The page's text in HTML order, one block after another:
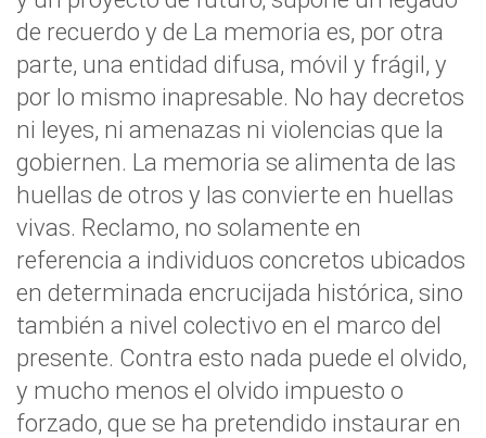
de recuerdo y de La memoria es, por otra
parte, una entidad difusa, móvil y frágil, y
por lo mismo inapresable. No hay decretos
ni leyes, ni amenazas ni violencias que la
gobiernen. La memoria se alimenta de las
huellas de otros y las convierte en huellas
vivas. Reclamo, no solamente en
referencia a individuos concretos ubicados
en determinada encrucijada histórica, sino
también a nivel colectivo en el marco del
presente. Contra esto nada puede el olvido,
y mucho menos el olvido impuesto o
forzado, que se ha pretendido instaurar en